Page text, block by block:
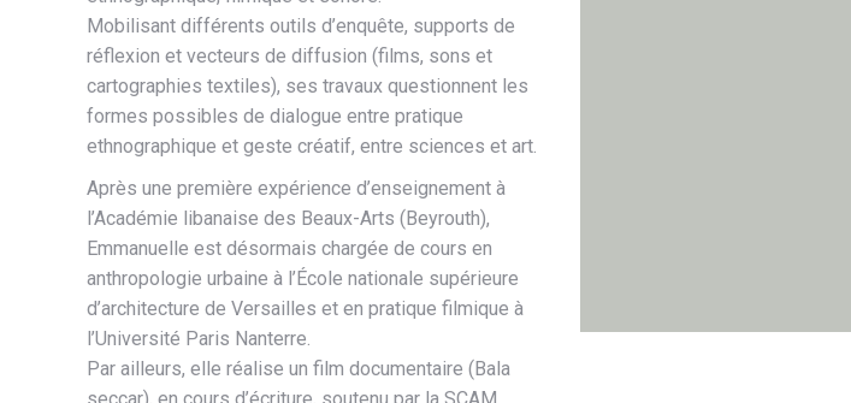
Mobilisant différents outils d’enquête, supports de
réflexion et vecteurs de diffusion (films, sons et
cartographies textiles), ses travaux questionnent les
formes possibles de dialogue entre pratique
ethnographique et geste créatif, entre sciences et art.
Après une première expérience d’enseignement à
l’Académie libanaise des Beaux-Arts (Beyrouth),
Emmanuelle est désormais chargée de cours en
anthropologie urbaine à l’École nationale supérieure
d’architecture de Versailles et en pratique filmique à
l’Université Paris Nanterre.
Par ailleurs, elle réalise un film documentaire (Bala